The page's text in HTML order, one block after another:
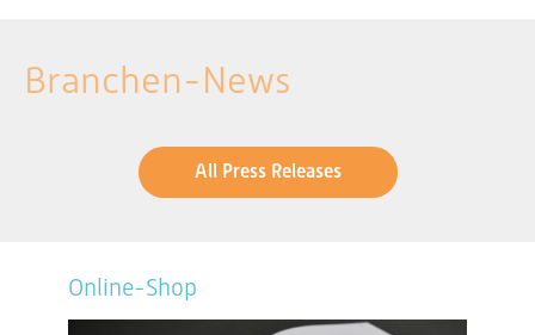
Branchen-News
All Press Releases
Online-Shop